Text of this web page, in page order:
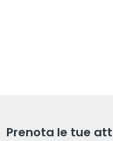
Prenota le tue